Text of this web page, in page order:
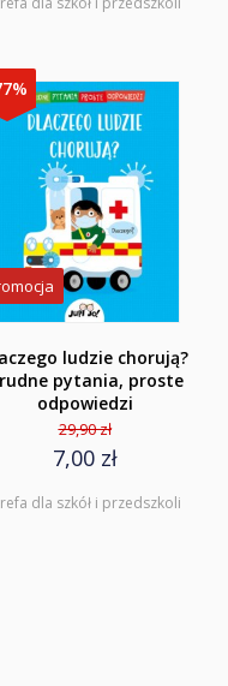
ludzie chorują?
pytania, proste
odpowiedzi
29,90 zł
7,00 zł
dla szkół i przedszkoli